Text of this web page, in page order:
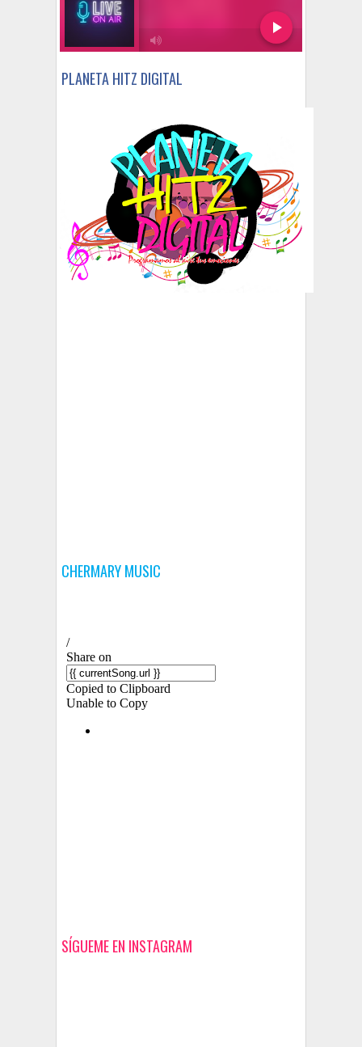
PLANETA HITZ DIGITAL
CHERMARY MUSIC
SÍGUEME EN INSTAGRAM